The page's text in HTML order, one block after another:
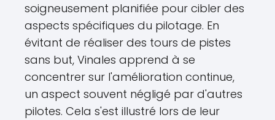
soigneusement planifiée pour cibler des
aspects spécifiques du pilotage. En
évitant de réaliser des tours de pistes
sans but, Vinales apprend à se
concentrer sur l'amélioration continue,
un aspect souvent négligé par d'autres
pilotes. Cela s'est illustré lors de leur